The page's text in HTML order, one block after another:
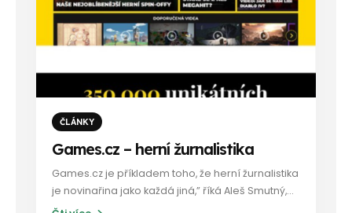
ČLÁNKY
Games.cz – herní žurnalistika
Games.cz je příkladem toho, že herní žurnalistika
je novinařina jako každá jiná,” říká Aleš Smutný,...